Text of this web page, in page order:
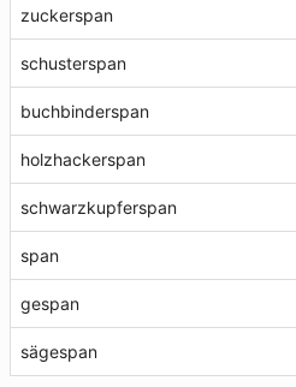
zuckerspan
schusterspan
buchbinderspan
holzhackerspan
schwarzkupferspan
span
gespan
sägespan